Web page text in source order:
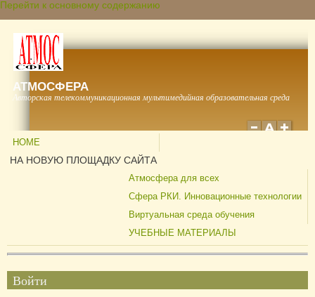
Перейти к основному содержанию
АТМОСФЕРА
Авторская телекоммуникационная мультимедийная образовательная среда
HOME
НА НОВУЮ ПЛОЩАДКУ САЙТА
Атмосфера для всех
Сфера РКИ. Инновационные технологии
Виртуальная среда обучения
УЧЕБНЫЕ МАТЕРИАЛЫ
Войти